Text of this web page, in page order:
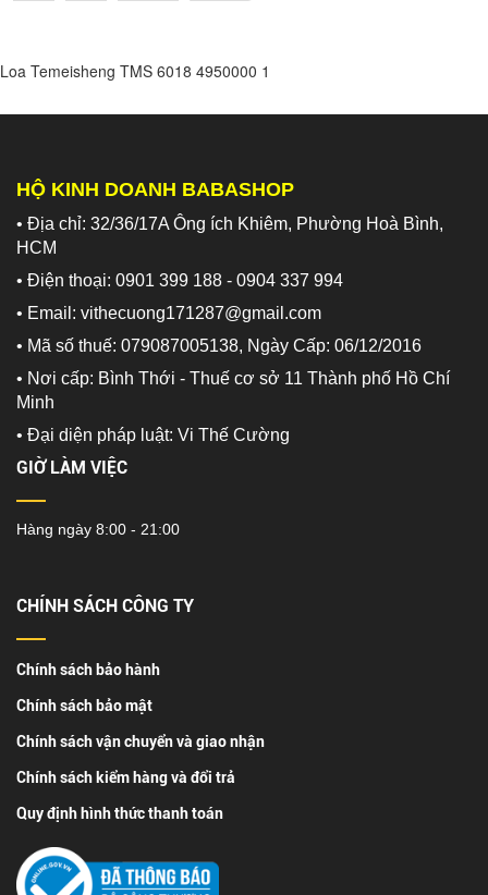
Loa Temeisheng TMS 6018 4950000 1
HỘ KINH DOANH BABASHOP
• Địa chỉ: 32/36/17A Ông ích Khiêm, Phường Hoà Bình,
HCM
• Điện thoại: 0901 399 188 - 0904 337 994
• Email: vithecuong171287@gmail.com
• Mã số thuế: 079087005138, Ngày Cấp: 06/12/2016
• Nơi cấp: Bình Thới - Thuế cơ sở 11 Thành phố Hồ Chí
Minh
• Đại diện pháp luật: Vi Thế Cường
GIỜ LÀM VIỆC
Hàng ngày 8:00 - 21:00
CHÍNH SÁCH CÔNG TY
Chính sách bảo hành
Chính sách bảo mật
Chính sách vận chuyển và giao nhận
Chính sách kiểm hàng và đổi trả
Quy định hình thức thanh toán